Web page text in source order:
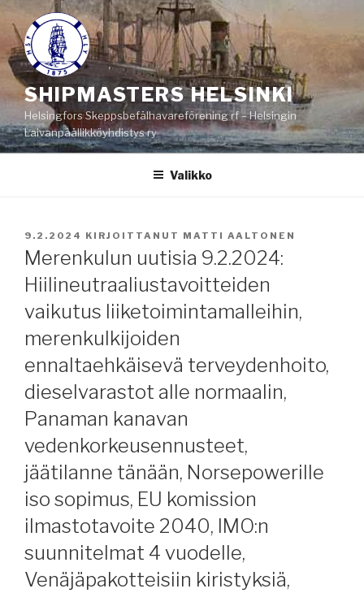
Siirry
sisältöön
SHIPMASTERS HELSINKI
Helsingfors Skeppsbefälhavareförening rf – Helsingin
Laivanpäällikköyhdistys ry
Valikko
JULKAISTU
9.2.2024 KIRJOITTANUT MATTI AALTONEN
Merenkulun uutisia 9.2.2024:
Hiilineutraaliustavoitteiden
vaikutus liiketoimintamalleihin,
merenkulkijoiden
ennaltaehkäisevä terveydenhoito,
dieselvarastot alle normaalin,
Panaman kanavan
vedenkorkeusennusteet,
jäätilanne tänään, Norsepowerille
iso sopimus, EU komission
ilmastotavoite 2040, IMO:n
suunnitelmat 4 vuodelle,
Venäjäpakotteisiin kiristyksiä,